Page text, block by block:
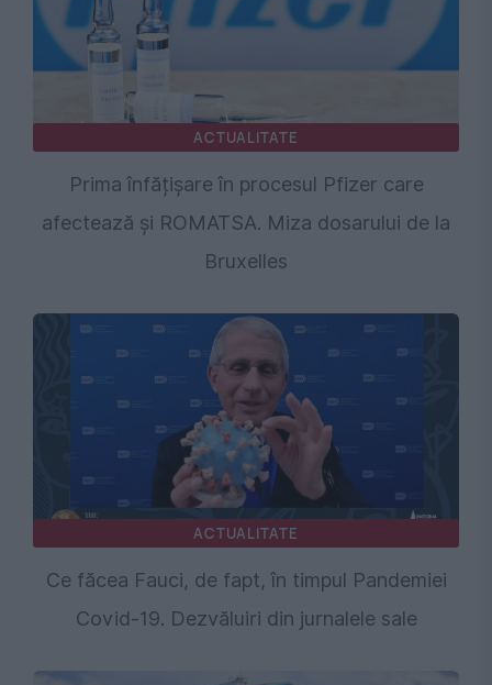
ACTUALITATE
Prima înfățișare în procesul Pfizer care
afectează și ROMATSA. Miza dosarului de la
Bruxelles
ACTUALITATE
Ce făcea Fauci, de fapt, în timpul Pandemiei
Covid-19. Dezvăluiri din jurnalele sale